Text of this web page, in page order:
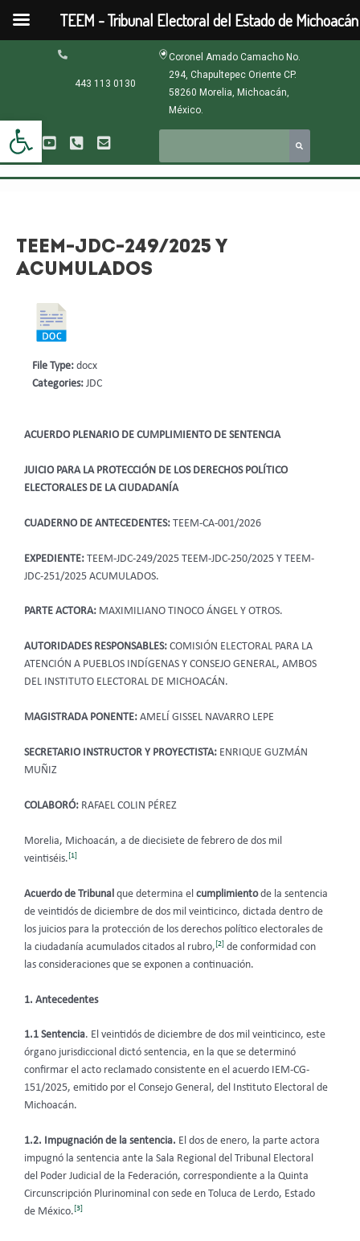
Abrir barra de herramientas
contenido
443 113 0130
Coronel Amado Camacho No.
294, Chapultepec Oriente CP.
58260 Morelia, Michoacán,
México.
TEEM-JDC-249/2025 Y
ACUMULADOS
ACUERDO PLENARIO DE CUMPLIMIENTO DE SENTENCIA
JUICIO PARA LA PROTECCIÓN DE LOS DERECHOS POLÍTICO
ELECTORALES DE LA CIUDADANÍA
CUADERNO DE ANTECEDENTES: TEEM-CA-001/2026
EXPEDIENTE: TEEM-JDC-249/2025 TEEM-JDC-250/2025 Y TEEM-
JDC-251/2025 ACUMULADOS.
PARTE ACTORA: MAXIMILIANO TINOCO ÁNGEL Y OTROS.
AUTORIDADES RESPONSABLES: COMISIÓN ELECTORAL PARA LA
ATENCIÓN A PUEBLOS INDÍGENAS Y CONSEJO GENERAL, AMBOS
DEL INSTITUTO ELECTORAL DE MICHOACÁN.
MAGISTRADA PONENTE: AMELÍ GISSEL NAVARRO LEPE
SECRETARIO INSTRUCTOR Y PROYECTISTA: ENRIQUE GUZMÁN
MUÑIZ
COLABORÓ: RAFAEL COLIN PÉREZ
Morelia, Michoacán, a de diecisiete de febrero de dos mil
veintiséis.[1]
Acuerdo de Tribunal que determina el cumplimientode la sentencia
de veintidós de diciembre de dos mil veinticinco, dictada dentro de
los juicios para la protección de los derechos político electorales de
la ciudadanía acumulados citados al rubro,[2] de conformidad con
las consideraciones que se exponen a continuación.
1. Antecedentes
1.1 Sentencia. El veintidós de diciembre de dos mil veinticinco, este
órgano jurisdiccional dictó sentencia, en la que se determinó
confirmar el acto reclamado consistente en el acuerdo IEM-CG-
151/2025, emitido por el Consejo General, del Instituto Electoral de
Michoacán.
1.2. Impugnación de la sentencia. El dos de enero, la parte actora
impugnó la sentencia ante la Sala Regional del Tribunal Electoral
del Poder Judicial de la Federación, correspondiente a la Quinta
Circunscripción Plurinominal con sede en Toluca de Lerdo, Estado
de México.[3]
File Type: docx
Categories: JDC
TEEM - Tribunal Electoral del Estado de Michoacán